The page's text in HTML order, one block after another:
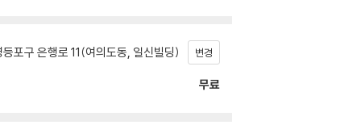
포구 은행로 11(여의도동, 일신빌딩) 변경
무료